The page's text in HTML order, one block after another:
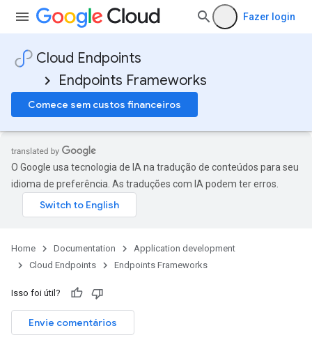
Fazer login
Cloud Endpoints
Endpoints Frameworks
Comece sem custos financeiros
O Google usa tecnologia de IA na tradução de conteúdos para seu
idioma de preferência. As traduções com IA podem ter erros.
Home Documentation
Application development
Cloud Endpoints
Endpoints Frameworks
Isso foi útil?
Envie comentários